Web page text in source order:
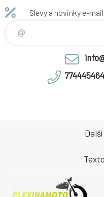
Slevy a novinky e-